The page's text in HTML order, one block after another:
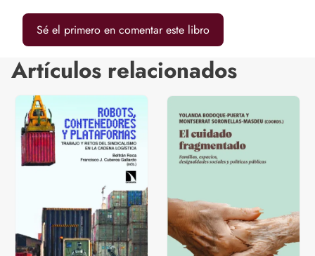
Sé el primero en comentar este libro
Artículos relacionados